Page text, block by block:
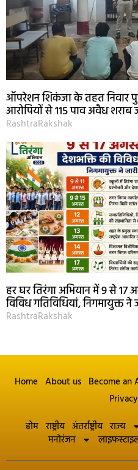
ऑपरेशन शिकंजा के तहत निवार
आरोपियों से 115 पाव अवैध शराब
RashtraRakshak
हर घर तिरंगा अभियान में 9 से 17
विविध गतिविधियां, निगमायुक्त
RashtraRakshak
Home About us Become an
होम राष्ट्रीय अंतर्राष्ट्रीय राज्य
मनोरंजन